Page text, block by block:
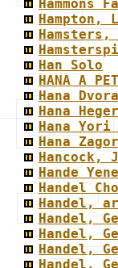
Hammons
Hampton,
Hamsters,
Han Solo
HANA A
Hana
Hana
Hana Yori
Hana
Hancock,
Hande
Handel
Handel,
Handel,
Handel,
Handel,
Handel,